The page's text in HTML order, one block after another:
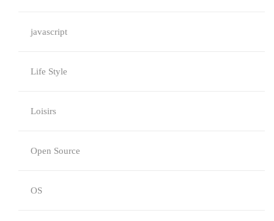
javascript
Life Style
Loisirs
Open Source
OS